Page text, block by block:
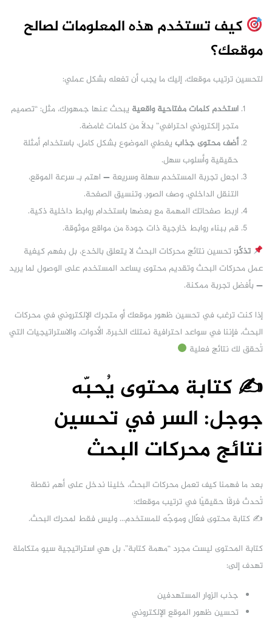
كيف تستخدم هذه المعلومات لصالح
موقعك؟
لتحسين ترتيب موقعك، إليك ما يجب أن تفعله بشكل عملي:
استخدم كلمات مفتاحية واقعية يبحث عنها جمهورك، مثل: “تصميم
متجر إلكتروني احترافي” بدلًا من كلمات غامضة.
أضف محتوى جذاب يغطي الموضوع بشكل كامل، باستخدام أمثلة
حقيقية وأسلوب سهل.
اجعل تجربة المستخدم سهلة وسريعة — اهتم بـ سرعة الموقع،
التنقل الداخلي، وصف الصور، وتنسيق الصفحة.
اربط صفحاتك المهمة مع بعضها باستخدام روابط داخلية ذكية.
قم ببناء روابط خارجية ذات جودة من مواقع موثوقة.
تذكّر:تحسين نتائج محركات البحث لا يتعلق بالخدع، بل بفهم كيفية
عمل محركات البحث وتقديم محتوى يساعد المستخدم على الوصول لما يريد
— بأفضل تجربة ممكنة.
إذا كنت ترغب في تحسين ظهور موقعك أو متجرك الإلكتروني في محركات
البحث، فإننا في سواعد احترافية نمتلك الخبرة، الأدوات، والاستراتيجيات التي
تُحقق لك نتائج فعلية
✍️ كتابة محتوى يُحبّه
جوجل: السر في تحسين
نتائج محركات البحث
بعد ما فهمنا كيف تعمل محركات البحث، خلينا ندخل على أهم نقطة
تُحدث فرقًا حقيقيًا في ترتيب موقعك:
✍️ كتابة محتوى فعّال وموجّه للمستخدم… وليس فقط لمحرك البحث.
كتابة المحتوى ليست مجرد “مهمة كتابة”، بل هي استراتيجية سيو متكاملة
تهدف إلى:
جذب الزوار المستهدفين
تحسين ظهور الموقع الإلكتروني